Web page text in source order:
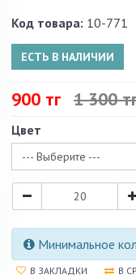
Код товара: 10-771
ЕСТЬ В НАЛИЧИИ
900 тг 1 300
Цвет
--- Выберите ---
Минимальное
В ЗАКЛАДКИ В